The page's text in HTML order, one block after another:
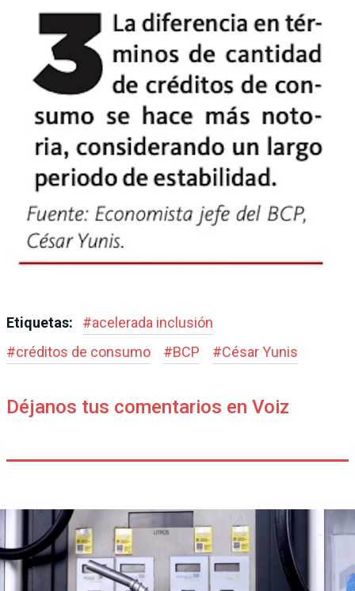
Etiquetas: #acelerada inclusión
#créditos de consumo #BCP #César Yunis
Déjanos tus comentarios en Voiz